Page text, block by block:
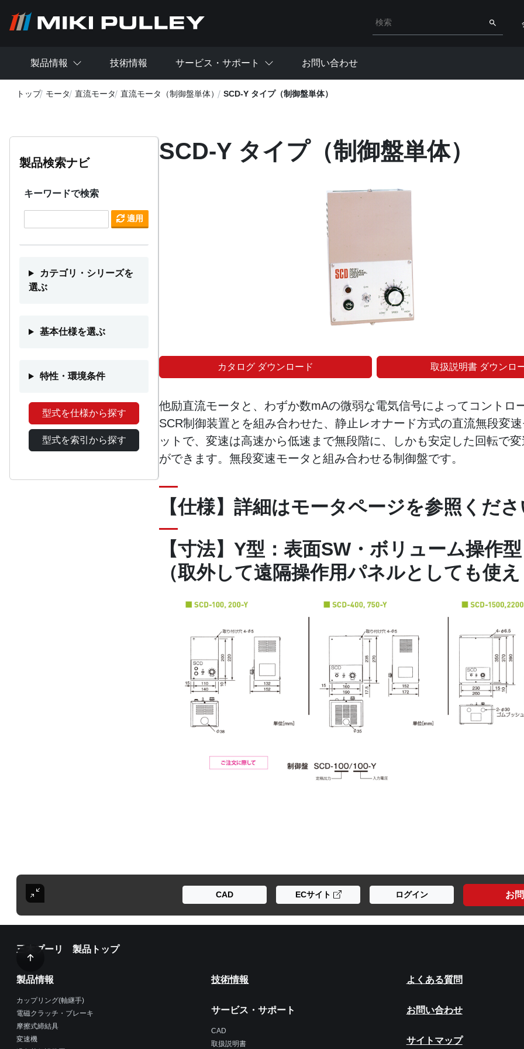
検索キーワード入力 検索
製品情報 技術情報 サービス・サポート お問い合わせ
トップ モータ 直流モータ 直流モータ（制御盤単体） SCD-Y タイプ（制御盤単体）
製品検索ナビ
キーワードで検索
適用
カテゴリ・シリーズを
選ぶ
基本仕様を選ぶ
特性・環境条件
型式を仕様から探す
型式を索引から探す
SCD-Y タイプ（制御盤単体）
カタログ ダウンロード 取扱説明書 ダウンロ
他励直流モータと、わずか数mAの微弱な電気信号によってコントロ
SCR制御装置とを組み合わせた、静止レオナード方式の直流無段変
ットで、変速は高速から低速まで無段階に、しかも安定した回転で
ができます。無段変速モータと組み合わせる制御盤です。
【仕様】詳細はモータページを参照くだ
【寸法】Y型：表面SW・ボリューム操作型
（取外して遠隔操作用パネルとしても使
CAD ECサイト ログイン お
三木プーリ 製品トップ
製品情報
カップリング(軸継手)
電磁クラッチ・ブレーキ
摩擦式締結具
変速機
技術情報
サービス・サポート
CAD
取扱説明書
よくある質問
お問い合わせ
サイトマップ